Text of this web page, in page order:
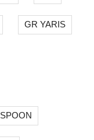
GR YARIS
SPOON